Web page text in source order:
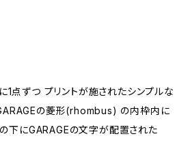
1点ずつ プリントが施されたシンプルな
の菱形(rhombus) の内枠内に
下にGARAGEの文字が配置された